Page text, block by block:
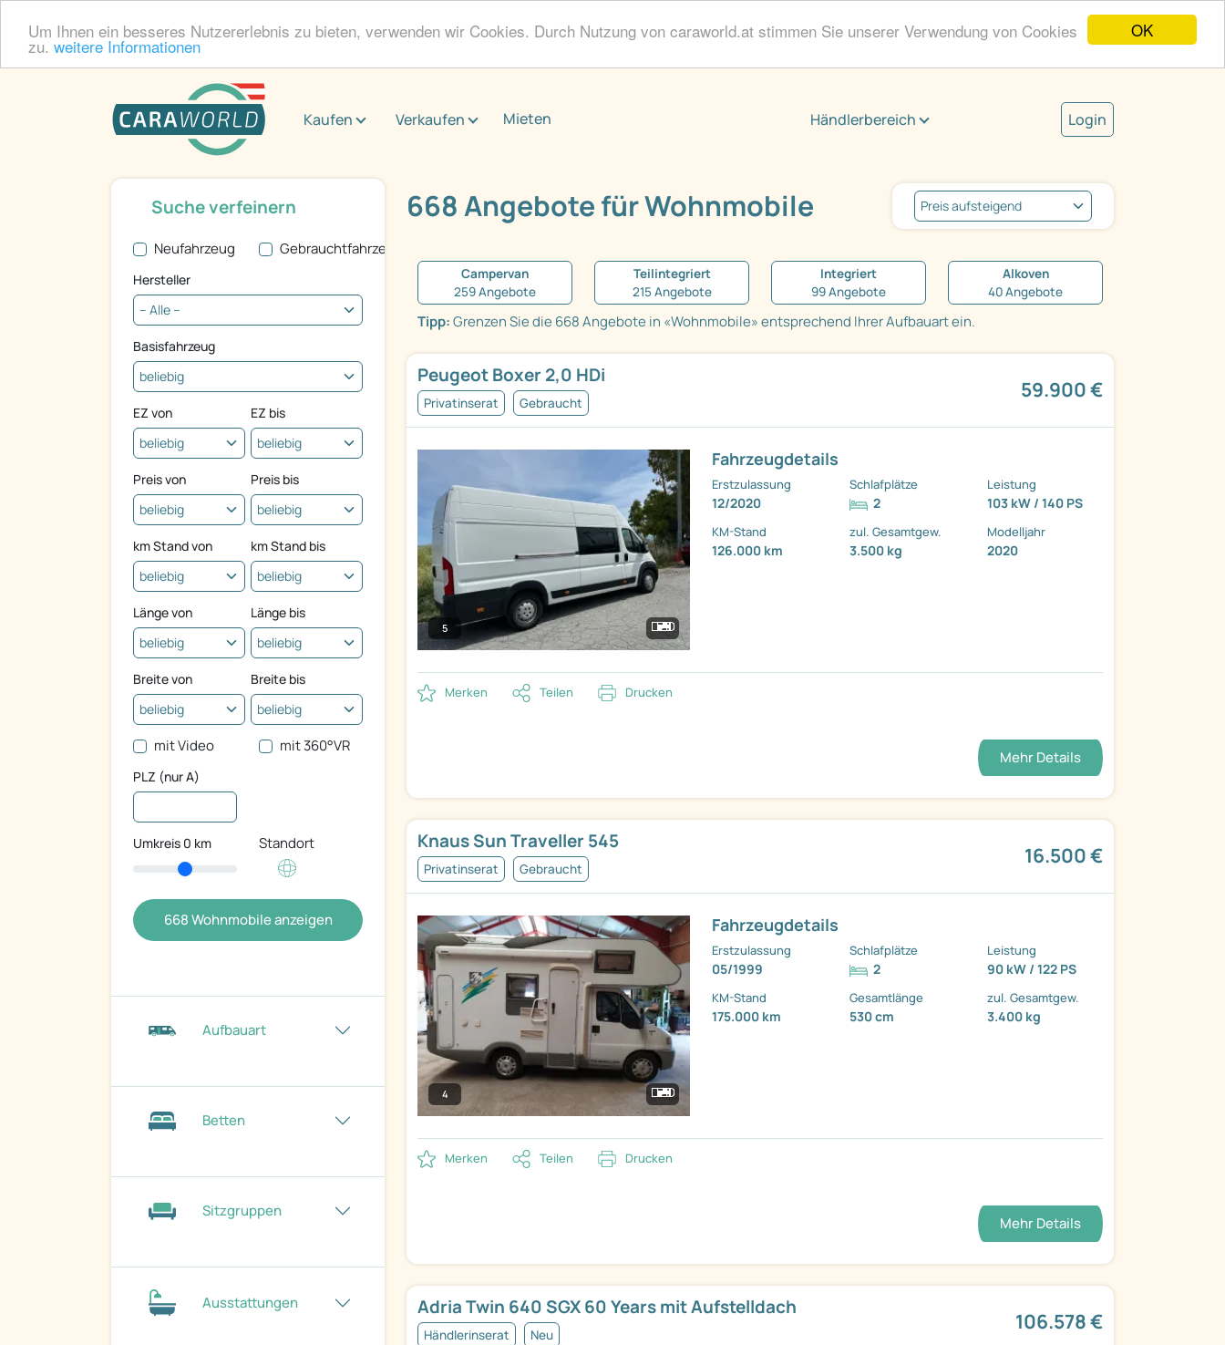
OK
Um Ihnen ein besseres Nutzererlebnis zu bieten, verwenden wir Cookies. Durch Nutzung von caraworld.at stimmen Sie unserer Verwendung von Cookies
zu. weitere Informationen
Kaufen Verkaufen Mieten Händlerbereich Login
668 Angebote für Wohnmobile
Campervan
259 Angebote
Teilintegriert
215 Angebote
Integriert
99 Angebote
Alkoven
40 Angebote
Tipp:Grenzen Sie die 668 Angebote in «Wohnmobile» entsprechend Ihrer Aufbauart ein.
Peugeot Boxer 2,0 HDi
Privatinserat Gebraucht
59.900 €
5
Fahrzeugdetails
Erstzulassung
12/2020
Schlafplätze
2
Leistung
103 kW / 140 PS
KM-Stand
126.000 km
zul. Gesamtgew.
3.500 kg
Modelljahr
2020
Merken Teilen Drucken
Mehr Details
Knaus Sun Traveller 545
Privatinserat Gebraucht
16.500 €
4
Fahrzeugdetails
Erstzulassung
05/1999
Schlafplätze
2
Leistung
90 kW / 122 PS
KM-Stand
175.000 km
Gesamtlänge
530 cm
zul. Gesamtgew.
3.400 kg
Merken Teilen Drucken
Mehr Details
Adria Twin 640 SGX 60 Years mit Aufstelldach
Händlerinserat Neu
106.578 €
Suche verfeinern
Neufahrzeug Gebrauchtfahrzeug
Hersteller
Basisfahrzeug
EZ von EZ bis
Preis von Preis bis
km Stand von km Stand bis
Länge von Länge bis
Breite von Breite bis
mit Video mit 360°VR
PLZ (nur A)
Umkreis 0 km Standort
668Wohnmobile anzeigen
Aufbauart
Betten
Sitzgruppen
Ausstattungen